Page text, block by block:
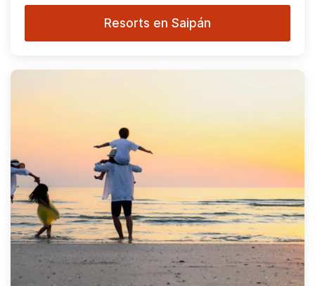
Resorts en Saipán